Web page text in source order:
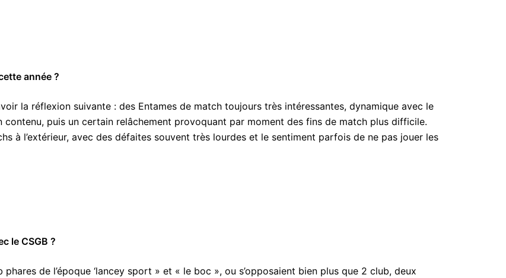
année ?
la réflexion suivante : des Entames de match toujours très intéressantes, dynamique avec le
contenu, puis un certain relâchement provoquant par moment des fins de match plus difficile.
à l’extérieur, avec des défaites souvent très lourdes et le sentiment parfois de ne pas jouer les
le CSGB ?
de l’époque ‘lancey sport » et « le boc », ou s’opposaient bien plus que 2 club, deux